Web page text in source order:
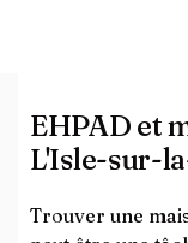
EHPAD et
L'Isle-sur-
Trouver une